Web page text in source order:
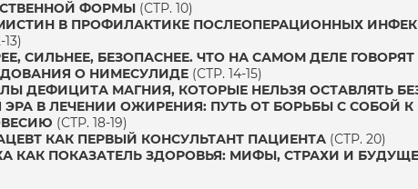
ФОРМЫ (СТР. 10)
В ПРОФИЛАКТИКЕ ПОСЛЕОПЕРАЦИОННЫХ
13)
СИЛЬНЕЕ, БЕЗОПАСНЕЕ. ЧТО НА САМОМ ДЕЛЕ
О НИМЕСУЛИДЕ (СТР. 14-15)
ДЕФИЦИТА МАГНИЯ, КОТОРЫЕ НЕЛЬЗЯ ОСТАВЛЯТЬ
ЭРА В ЛЕЧЕНИИ ОЖИРЕНИЯ: ПУТЬ ОТ БОРЬБЫ С СОБОЙ
(СТР. 18-19)
КАК ПЕРВЫЙ КОНСУЛЬТАНТ ПАЦИЕНТА (СТР. 20)
КАК ПОКАЗАТЕЛЬ ЗДОРОВЬЯ: МИФЫ, СТРАХИ И